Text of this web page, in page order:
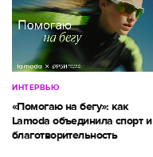
ИНТЕРВЬЮ
«Помогаю на бегу»: как
Lamoda объединила спорт и
благотворительность